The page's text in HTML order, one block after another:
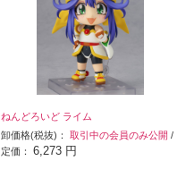
ねんどろいど ライム
卸価格(税抜)：取引中の会員のみ公開 /
定価：6,273 円